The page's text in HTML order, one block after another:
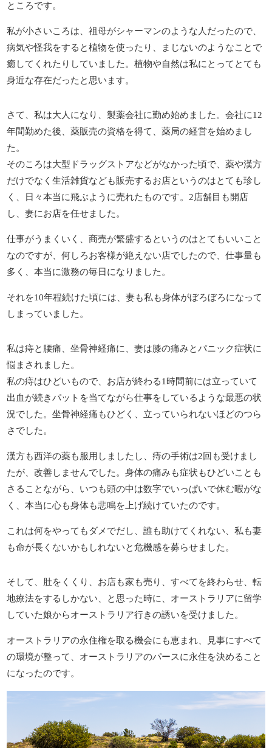
ところです。
私が小さいころは、祖母がシャーマンのような人だったので、
病気や怪我をすると植物を使ったり、まじないのようなことで
癒してくれたりしていました。植物や自然は私にとってとても
身近な存在だったと思います。
さて、私は大人になり、製薬会社に勤め始めました。会社に12
年間勤めた後、薬販売の資格を得て、薬局の経営を始めまし
た。
そのころは大型ドラッグストアなどがなかった頃で、薬や漢方
だけでなく生活雑貨なども販売するお店というのはとても珍し
く、日々本当に飛ぶように売れたものです。2店舗目も開店
し、妻にお店を任せました。
仕事がうまくいく、商売が繁盛するというのはとてもいいこと
なのですが、何しろお客様が絶えない店でしたので、仕事量も
多く、本当に激務の毎日になりました。
それを10年程続けた頃には、妻も私も身体がぼろぼろになって
しまっていました。
私は痔と腰痛、坐骨神経痛に、妻は膝の痛みとパニック症状に
悩まされました。
私の痔はひどいもので、お店が終わる1時間前には立っていて
出血が続きパットを当てながら仕事をしているような最悪の状
況でした。坐骨神経痛もひどく、立っていられないほどのつら
さでした。
漢方も西洋の薬も服用しましたし、痔の手術は2回も受けまし
たが、改善しませんでした。身体の痛みも症状もひどいことも
さることながら、いつも頭の中は数字でいっぱいで休む暇がな
く、本当に心も身体も悲鳴を上げ続けていたのです。
これは何をやってもダメでだし、誰も助けてくれない、私も妻
も命が長くないかもしれないと危機感を募らせました。
そして、肚をくくり、お店も家も売り、すべてを終わらせ、転
地療法をするしかない、と思った時に、オーストラリアに留学
していた娘からオーストラリア行きの誘いを受けました。
オーストラリアの永住権を取る機会にも恵まれ、見事にすべて
の環境が整って、オーストラリアのパースに永住を決めること
になったのです。